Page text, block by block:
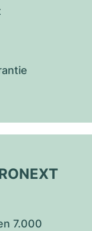
7.000